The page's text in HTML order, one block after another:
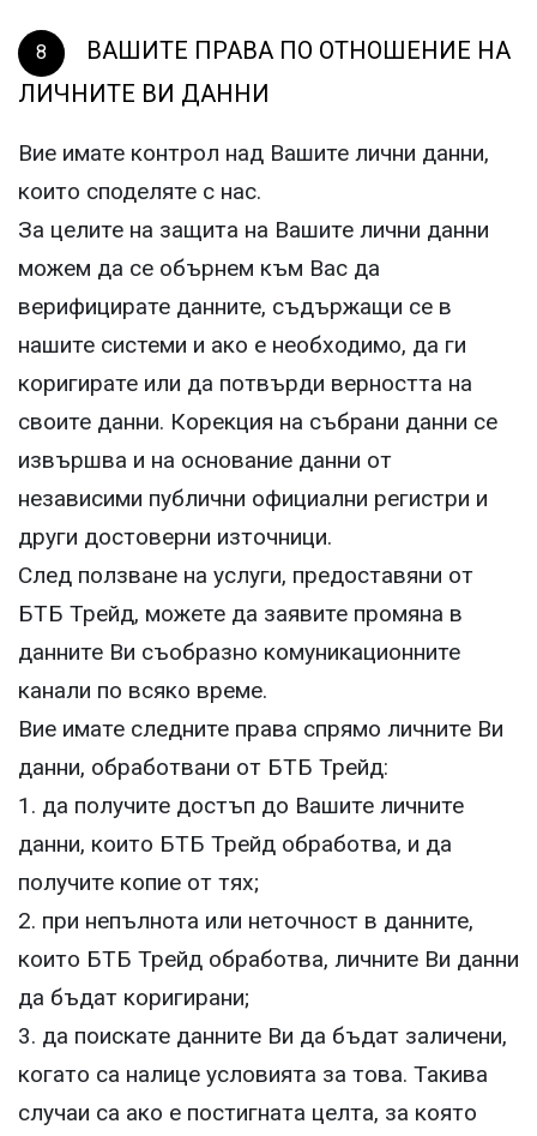
ВАШИТЕ ПРАВА ПО ОТНОШЕНИЕ НА
ЛИЧНИТЕ ВИ ДАННИ
Вие имате контрол над Вашите лични данни,
които споделяте с нас.
За целите на защита на Вашите лични данни
можем да се обърнем към Вас да
верифицирате данните, съдържащи се в
нашите системи и ако е необходимо, да ги
коригирате или да потвърди верността на
своите данни. Корекция на събрани данни се
извършва и на основание данни от
независими публични официални регистри и
други достоверни източници.
След ползване на услуги, предоставяни от
БТБ Трейд, можете да заявите промяна в
данните Ви съобразно комуникационните
канали по всяко време.
Вие имате следните права спрямо личните Ви
данни, обработвани от БТБ Трейд:
1. да получите достъп до Вашите личните
данни, които БТБ Трейд обработва, и да
получите копие от тях;
2. при непълнота или неточност в данните,
които БТБ Трейд обработва, личните Ви данни
да бъдат коригирани;
3. да поискате данните Ви да бъдат заличени,
когато са налице условията за това. Такива
случаи са ако е постигната целта, за която